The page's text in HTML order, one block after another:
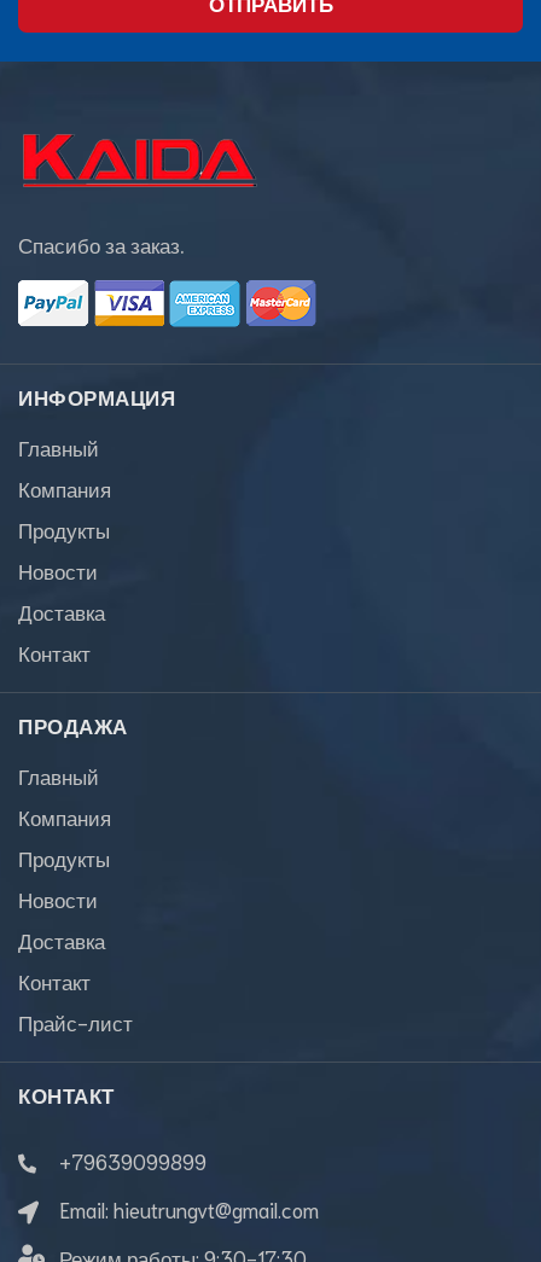
Спасибо за заказ.
ИНФОРМАЦИЯ
Главный
Компания
Продукты
Новости
Доставка
Контакт
ПРОДАЖА
Главный
Компания
Продукты
Новости
Доставка
Контакт
Прайс-лист
КОНТАКТ
+79639099899
Email: hieutrungvt@gmail.com
Режим работы: 9:30-17:30